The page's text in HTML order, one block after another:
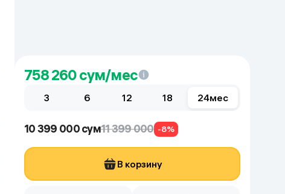
758 260сум/мес
3 6 12 18 24мес
10 399 000 сум11 399 000 -8%
В корзину